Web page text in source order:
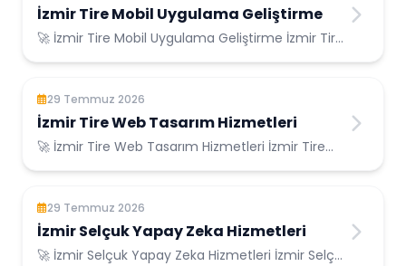
İzmir Tire Mobil Uygulama Geliştirme
🚀 İzmir Tire Mobil Uygulama Geliştirme İzmir Tire
29 Temmuz 2026
İzmir Tire Web Tasarım Hizmetleri
🚀 İzmir Tire Web Tasarım Hizmetleri İzmir Tire
29 Temmuz 2026
İzmir Selçuk Yapay Zeka Hizmetleri
🚀 İzmir Selçuk Yapay Zeka Hizmetleri İzmir Selçuk